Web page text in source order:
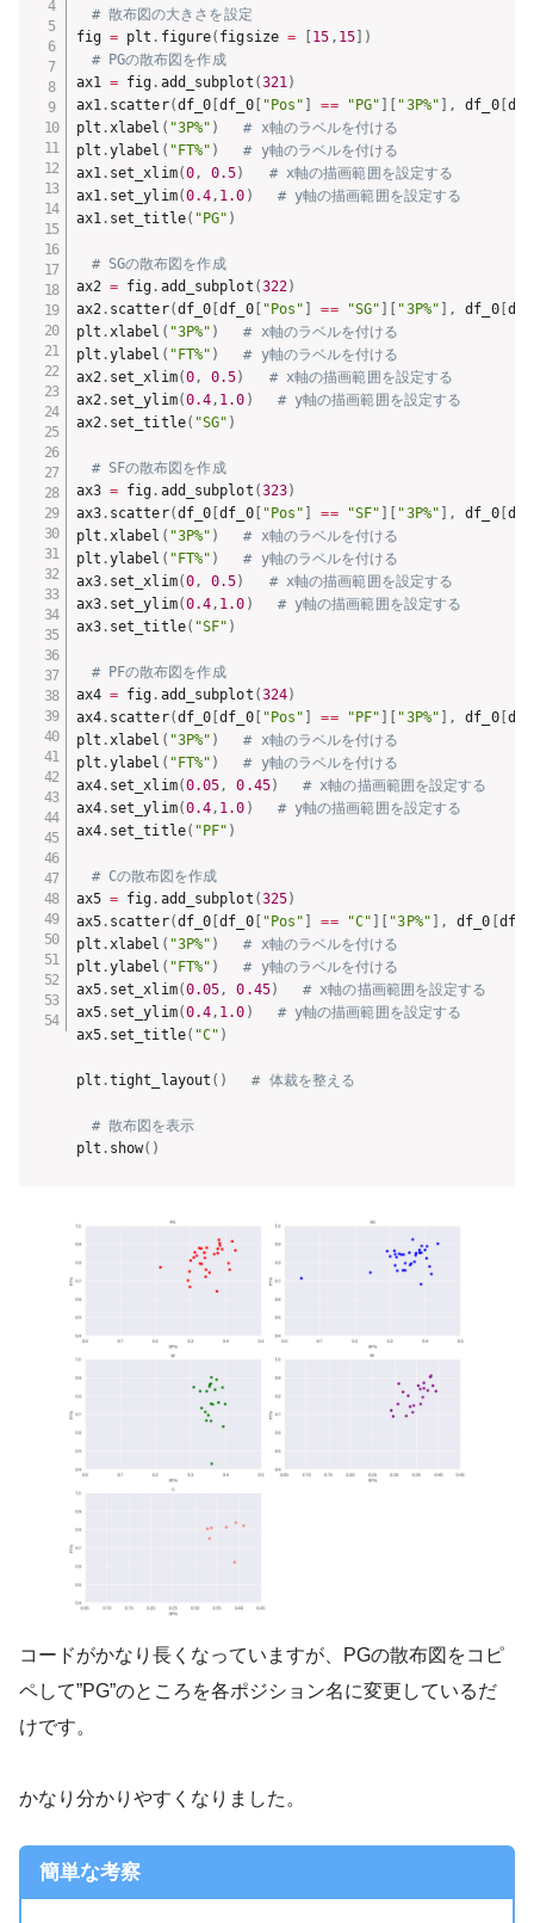
# 散布図の大きさを設定
fig = plt . figure( figsize = [15 , 15] )
# PGの散布図を作成
ax1 = fig . add_subplot (321)
ax1. scatter(df_0 [df_0[ "Pos" ] == "PG" ] [ "3P%" ] , df_0[
plt .xlabel ( "3P%" )
# x軸のラベルを付ける
plt .ylabel ( "FT%" )
# y軸のラベルを付ける
ax1. set_xlim(0, 0.5)
# x軸の描画範囲を設定する
ax1. set_ylim(0.4, 1.0 )
# y軸の描画範囲を設定する
ax1. set_title( "PG" )
# SGの散布図を作成
ax2 = fig . add_subplot (322)
ax2. scatter(df_0 [df_0[ "Pos" ] == "SG" ] [ "3P%" ] , df_0[
plt .xlabel ( "3P%" )
# x軸のラベルを付ける
plt .ylabel ( "FT%" )
# y軸のラベルを付ける
ax2. set_xlim(0, 0.5)
# x軸の描画範囲を設定する
ax2. set_ylim(0.4, 1.0 )
# y軸の描画範囲を設定する
ax2. set_title( "SG" )
# SFの散布図を作成
ax3 = fig . add_subplot (323)
ax3. scatter(df_0 [df_0[ "Pos" ] == "SF" ] [ "3P%" ] , df_0[
plt .xlabel ( "3P%" )
# x軸のラベルを付ける
plt .ylabel ( "FT%" )
# y軸のラベルを付ける
ax3. set_xlim(0, 0.5)
# x軸の描画範囲を設定する
ax3. set_ylim(0.4, 1.0 )
# y軸の描画範囲を設定する
ax3. set_title( "SF" )
# PFの散布図を作成
ax4 = fig . add_subplot (324)
ax4. scatter(df_0 [df_0[ "Pos" ] == "PF" ] [ "3P%" ] , df_0[
plt .xlabel ( "3P%" )
# x軸のラベルを付ける
plt .ylabel ( "FT%" )
# y軸のラベルを付ける
ax4. set_xlim(0.05, 0.45)
# x軸の描画範囲を設定する
ax4. set_ylim(0.4, 1.0 )
# y軸の描画範囲を設定する
ax4. set_title( "PF" )
# Cの散布図を作成
ax5 = fig . add_subplot (325)
ax5. scatter(df_0 [df_0[ "Pos" ] == "C" ] [ "3P%" ] , df_0 [df_0
plt .xlabel ( "3P%" )
# x軸のラベルを付ける
plt .ylabel ( "FT%" )
# y軸のラベルを付ける
ax5. set_xlim(0.05, 0.45)
# x軸の描画範囲を設定する
ax5. set_ylim(0.4, 1.0 )
# y軸の描画範囲を設定する
ax5. set_title( "C" )
plt .tight_layout ( ) # 体裁を整える
# 散布図を表示
plt . show( )
コードがかなり長くなっていますが、PGの散布図をコピ
ペして”PG”のところを各ポジション名に変更しているだ
けです。
かなり分かりやすくなりました。
簡単な考察